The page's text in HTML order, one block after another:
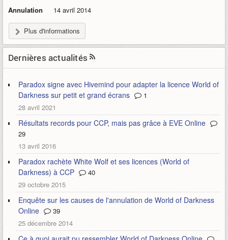
Annulation
14 avril 2014
Plus d'informations
Dernières actualités
Paradox signe avec Hivemind pour adapter la licence World of
Darkness sur petit et grand écrans
1
28 avril 2021
Résultats records pour CCP, mais pas grâce à EVE Online
29
13 avril 2016
Paradox rachète White Wolf et ses licences (World of
Darkness) à CCP
40
29 octobre 2015
Enquête sur les causes de l'annulation de World of Darkness
Online
39
25 décembre 2014